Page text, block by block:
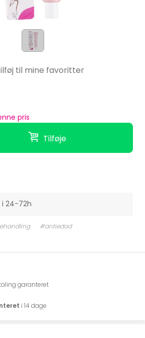
pris
Tilføje
til mine favoritter
i 24-72h
#antiedad
garanteret
i 14 dage